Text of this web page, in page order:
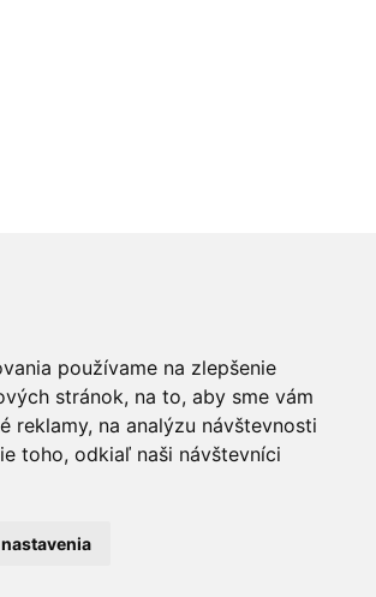
používame na zlepšenie
stránok, na to, aby sme vám
reklamy, na analýzu návštevnosti
toho, odkiaľ naši návštevníci